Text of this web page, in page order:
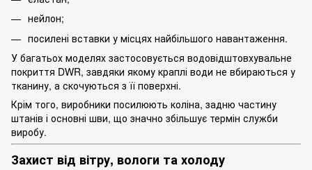
нейлон;
посилені вставки у місцях найбільшого навантаження.
У багатьох моделях застосовується водовідштовхувальне
покриття DWR, завдяки якому краплі води не вбираються у
тканину, а скочуються з її поверхні.
Крім того, виробники посилюють коліна, задню частину
штанів і основні шви, що значно збільшує термін служби
виробу.
Захист від вітру, вологи та холоду